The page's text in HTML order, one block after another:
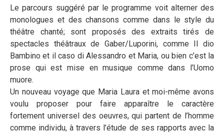
Le parcours suggéré par le programme voit alterner des
monologues et des chansons comme dans le style du
théâtre chanté; sont proposés des extraits tirés de
spectacles théâtraux de Gaber/Luporini, comme Il dio
Bambino et il caso di Alessandro et Maria, ou bien c’est la
prose qui est mise en musique comme dans l’Uomo
muore.
Un nouveau voyage que Maria Laura et moi-même avons
voulu proposer pour faire apparaître le caractère
fortement universel des oeuvres, qui partent de l’homme
comme individu, à travers l’étude de ses rapports avec la